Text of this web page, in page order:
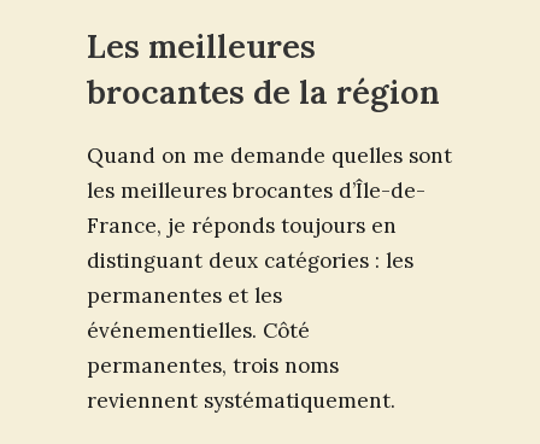
Les meilleures
brocantes de la région
Quand on me demande quelles sont
les meilleures brocantes d’Île-de-
France, je réponds toujours en
distinguant deux catégories : les
permanentes et les
événementielles. Côté
permanentes, trois noms
reviennent systématiquement.